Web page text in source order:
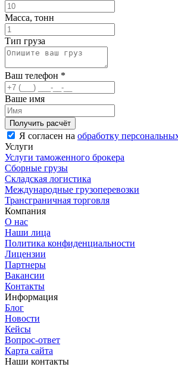
Масса, тонн
Тип груза
Ваш телефон *
Ваше имя
Я согласен на обработку
Услуги
Услуги таможенного брокера
Сборные грузы
Складская логистика
Международные грузоперевозки
Трансграничная торговля
Компания
О нас
Наши лица
Политика конфиденциальности
Лицензии
Партнеры
Вакансии
Контакты
Информация
Блог
Новости
Кейсы
Вопрос-ответ
Карта сайта
Наши контакты